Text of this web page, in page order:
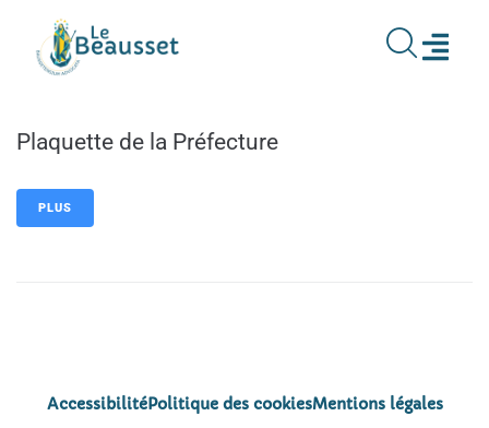
principal
Plaquette de la Préfecture
PLUS
AccessibilitéPolitique des cookiesMentions légales